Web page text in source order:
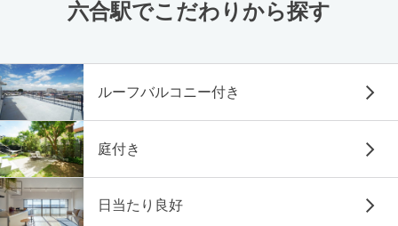
六合駅でこだわりから探す
ルーフバルコニー付き
庭付き
日当たり良好